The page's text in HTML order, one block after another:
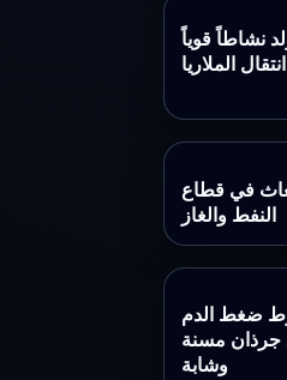
نشاطاً قوياً
الملاريا
في قطاع
النفط والغاز
ضغط الدم
جرذان مسنة
وشابة